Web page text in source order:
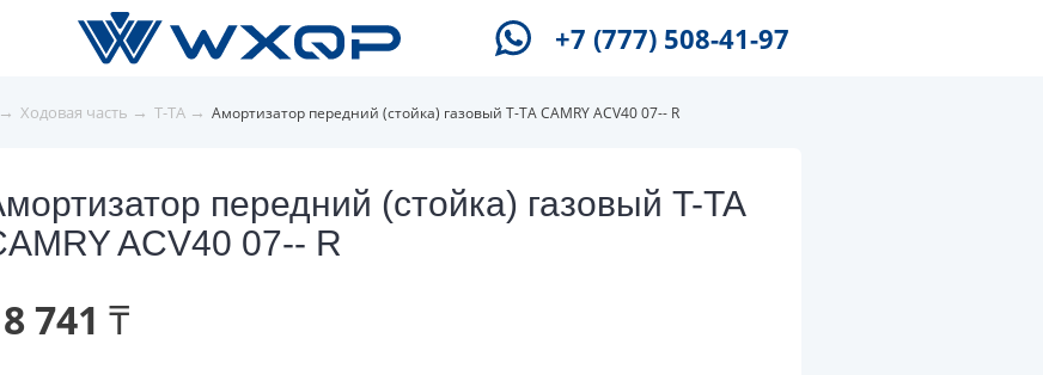
+7 (777) 508-41-97
→ Ходовая часть → T-TA → Амортизатор передний (стойка) газовый T-TA CAMRY ACV40 07-- R
передний (стойка) газовый T-TA
ACV40 07-- R
741 ₸